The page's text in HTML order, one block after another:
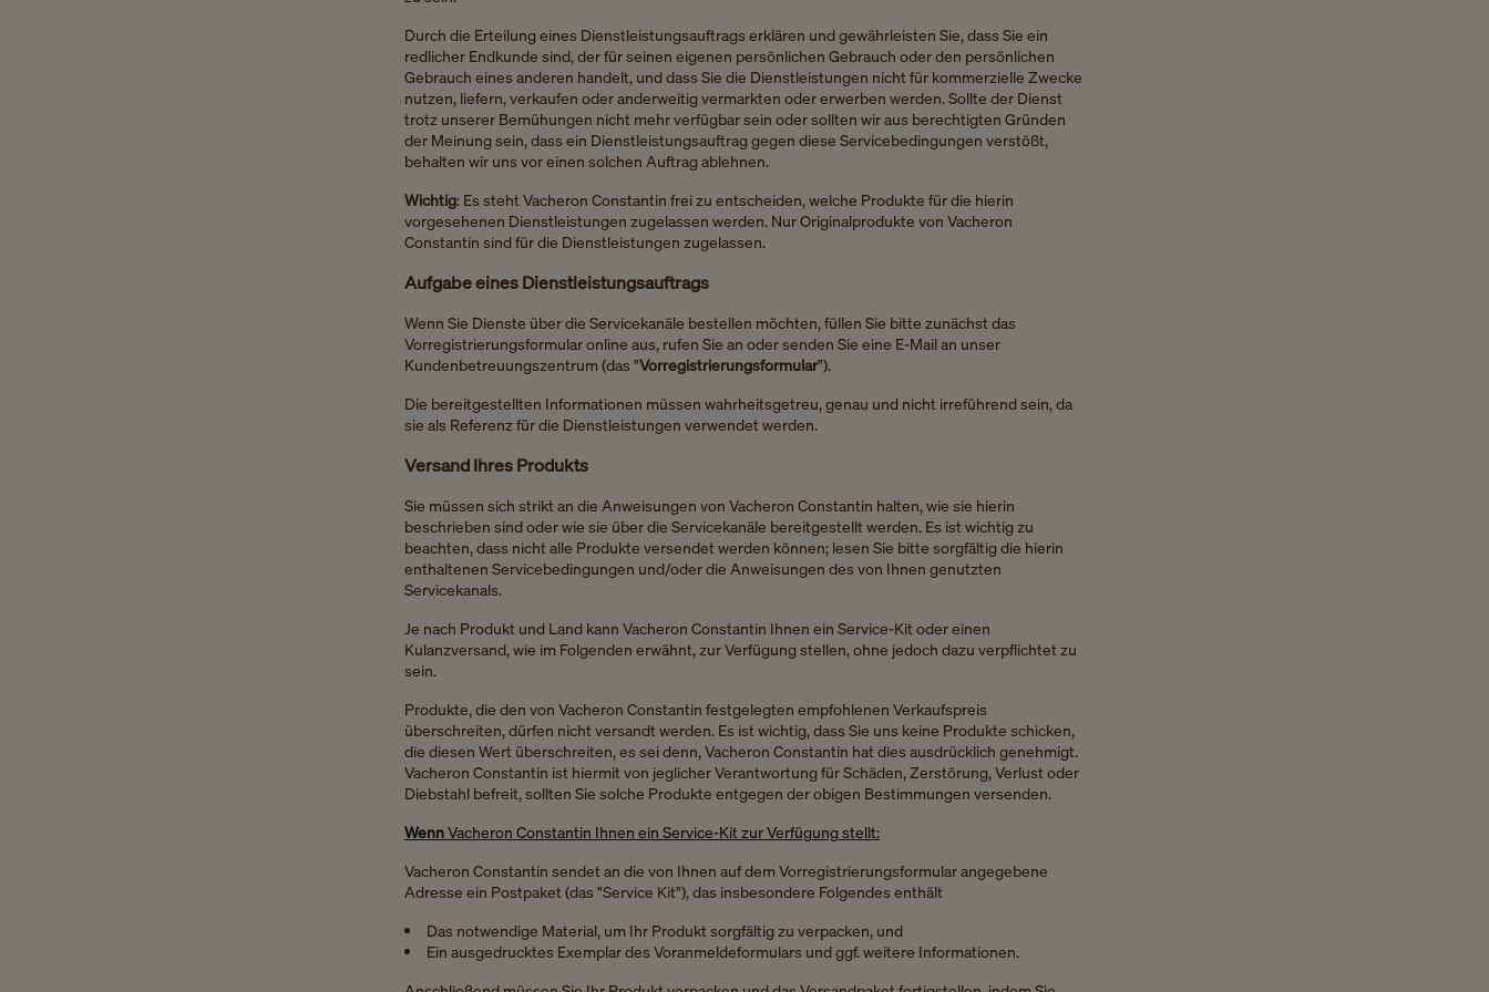
Durch die Erteilung eines Dienstleistungsauftrags erklären und gewährleisten Sie, dass Sie ein
redlicher Endkunde sind, der für seinen eigenen persönlichen Gebrauch oder den persönlichen
Gebrauch eines anderen handelt, und dass Sie die Dienstleistungen nicht für kommerzielle Zwecke
nutzen, liefern, verkaufen oder anderweitig vermarkten oder erwerben werden. Sollte der Dienst
trotz unserer Bemühungen nicht mehr verfügbar sein oder sollten wir aus berechtigten Gründen
der Meinung sein, dass ein Dienstleistungsauftrag gegen diese Servicebedingungen verstößt,
behalten wir uns vor einen solchen Auftrag ablehnen.
Wichtig: Es steht Vacheron Constantin frei zu entscheiden, welche Produkte für die hierin
vorgesehenen Dienstleistungen zugelassen werden. Nur Originalprodukte von Vacheron
Constantin sind für die Dienstleistungen zugelassen.
Aufgabe eines Dienstleistungsauftrags
Wenn Sie Dienste über die Servicekanäle bestellen möchten, füllen Sie bitte zunächst das
Vorregistrierungsformular online aus, rufen Sie an oder senden Sie eine E-Mail an unser
Kundenbetreuungszentrum (das "Vorregistrierungsformular").
Die bereitgestellten Informationen müssen wahrheitsgetreu, genau und nicht irreführend sein, da
sie als Referenz für die Dienstleistungen verwendet werden.
Versand Ihres Produkts
Sie müssen sich strikt an die Anweisungen von Vacheron Constantin halten, wie sie hierin
beschrieben sind oder wie sie über die Servicekanäle bereitgestellt werden. Es ist wichtig zu
beachten, dass nicht alle Produkte versendet werden können; lesen Sie bitte sorgfältig die hierin
enthaltenen Servicebedingungen und/oder die Anweisungen des von Ihnen genutzten
Servicekanals.
Je nach Produkt und Land kann Vacheron Constantin Ihnen ein Service-Kit oder einen
Kulanzversand, wie im Folgenden erwähnt, zur Verfügung stellen, ohne jedoch dazu verpflichtet zu
sein.
Produkte, die den von Vacheron Constantin festgelegten empfohlenen Verkaufspreis
überschreiten, dürfen nicht versandt werden. Es ist wichtig, dass Sie uns keine Produkte schicken,
die diesen Wert überschreiten, es sei denn, Vacheron Constantin hat dies ausdrücklich genehmigt.
Vacheron Constantin ist hiermit von jeglicher Verantwortung für Schäden, Zerstörung, Verlust oder
Diebstahl befreit, sollten Sie solche Produkte entgegen der obigen Bestimmungen versenden.
WennVacheron Constantin Ihnen ein Service-Kit zur Verfügung stellt:
Vacheron Constantin sendet an die von Ihnen auf dem Vorregistrierungsformular angegebene
Adresse ein Postpaket (das "Service Kit"), das insbesondere Folgendes enthält
Das notwendige Material, um Ihr Produkt sorgfältig zu verpacken, und
Ein ausgedrucktes Exemplar des Voranmeldeformulars und ggf. weitere Informationen.